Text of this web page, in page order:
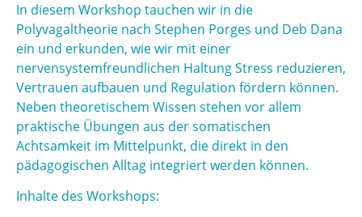
In diesem Workshop tauchen wir in die
Polyvagaltheorie nach Stephen Porges und Deb Dana
ein und erkunden, wie wir mit einer
nervensystemfreundlichen Haltung Stress reduzieren,
Vertrauen aufbauen und Regulation fördern können.
Neben theoretischem Wissen stehen vor allem
praktische Übungen aus der somatischen
Achtsamkeit im Mittelpunkt, die direkt in den
pädagogischen Alltag integriert werden können.
Inhalte des Workshops: